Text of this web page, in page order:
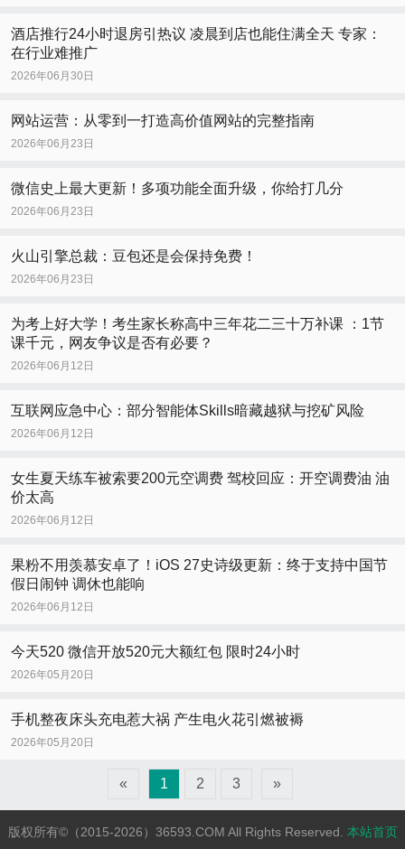
酒店推行24小时退房引热议 凌晨到店也能住满全天 专家：
在行业难推广
2026年06月30日
网站运营：从零到一打造高价值网站的完整指南
2026年06月23日
微信史上最大更新！多项功能全面升级，你给打几分
2026年06月23日
火山引擎总裁：豆包还是会保持免费！
2026年06月23日
为考上好大学！考生家长称高中三年花二三十万补课 ：1节
课千元，网友争议是否有必要？
2026年06月12日
互联网应急中心：部分智能体Skills暗藏越狱与挖矿风险
2026年06月12日
女生夏天练车被索要200元空调费 驾校回应：开空调费油 油
价太高
2026年06月12日
果粉不用羡慕安卓了！iOS 27史诗级更新：终于支持中国节
假日闹钟 调休也能响
2026年06月12日
今天520 微信开放520元大额红包 限时24小时
2026年05月20日
手机整夜床头充电惹大祸 产生电火花引燃被褥
2026年05月20日
« 1 2 3 »
版权所有©（2015-2026）36593.COM All Rights Reserved. 本站首页